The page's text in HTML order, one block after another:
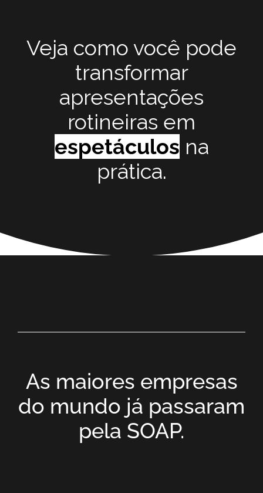
Veja como você pode
transformar
apresentações
rotineiras em
espetáculos na
prática.
As maiores empresas
do mundo já passaram
pela SOAP.